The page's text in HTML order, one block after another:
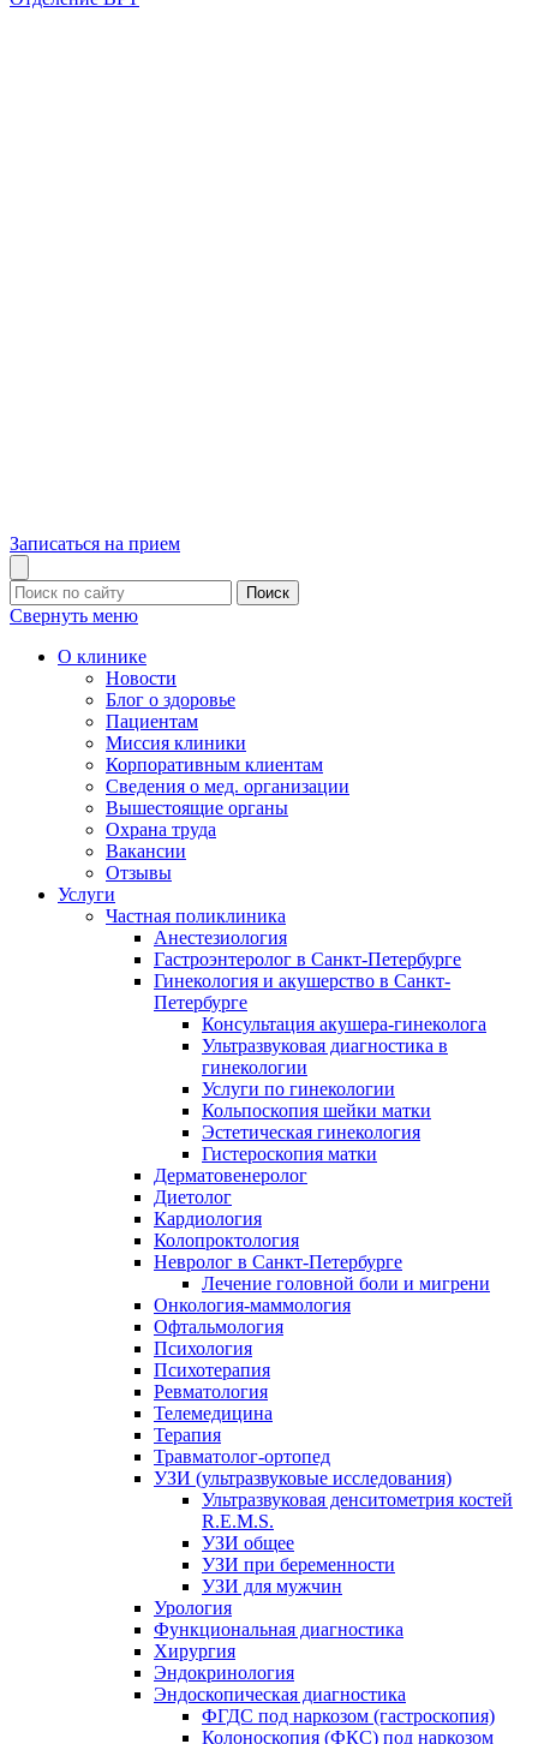
Записаться на прием
Поиск
Свернуть меню
О клинике
Новости
Блог о здоровье
Пациентам
Миссия клиники
Корпоративным клиентам
Сведения о мед. организации
Вышестоящие органы
Охрана труда
Вакансии
Отзывы
Услуги
Частная поликлиника
Анестезиология
Гастроэнтеролог в Санкт-Петербурге
Гинекология и акушерство в Санкт-
Петербурге
Консультация акушера-гинеколога
Ультразвуковая диагностика в
гинекологии
Услуги по гинекологии
Кольпоскопия шейки матки
Эстетическая гинекология
Гистероскопия матки
Дерматовенеролог
Диетолог
Кардиология
Колопроктология
Невролог в Санкт-Петербурге
Лечение головной боли и мигрени
Онкология-маммология
Офтальмология
Психология
Психотерапия
Ревматология
Телемедицина
Терапия
Травматолог-ортопед
УЗИ (ультразвуковые исследования)
Ультразвуковая денситометрия костей
R.E.M.S.
УЗИ общее
УЗИ при беременности
УЗИ для мужчин
Урология
Функциональная диагностика
Хирургия
Эндокринология
Эндоскопическая диагностика
ФГДС под наркозом (гастроскопия)
Колоноскопия (ФКС) под наркозом